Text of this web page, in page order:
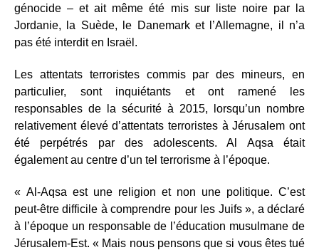
génocide – et ait même été mis sur liste noire par la
Jordanie, la Suède, le Danemark et l’Allemagne, il n’a
pas été interdit en Israël.
Les attentats terroristes commis par des mineurs, en
particulier, sont inquiétants et ont ramené les
responsables de la sécurité à 2015, lorsqu’un nombre
relativement élevé d’attentats terroristes à Jérusalem ont
été perpétrés par des adolescents. Al Aqsa était
également au centre d’un tel terrorisme à l’époque.
« Al-Aqsa est une religion et non une politique. C’est
peut-être difficile à comprendre pour les Juifs », a déclaré
à l’époque un responsable de l’éducation musulmane de
Jérusalem-Est. « Mais nous pensons que si vous êtes tué